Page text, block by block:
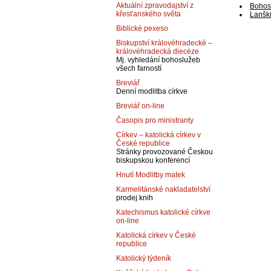
Aktuální zpravodajství z
křesťanského světa
Biblické pexeso
Biskupství královéhradecké –
královéhradecká diecéze
Mj. vyhledání bohoslužeb
všech farností
Breviář
Denní modlitba církve
Breviář on-line
Časopis pro ministranty
Církev – katolická církev v
České republice
Stránky provozované Českou
biskupskou konferencí
Hnutí Modlitby matek
Karmelitánské nakladatelství
prodej knih
Katechismus katolické církve
on-line
Katolická církev v České
republice
Katolický týdeník